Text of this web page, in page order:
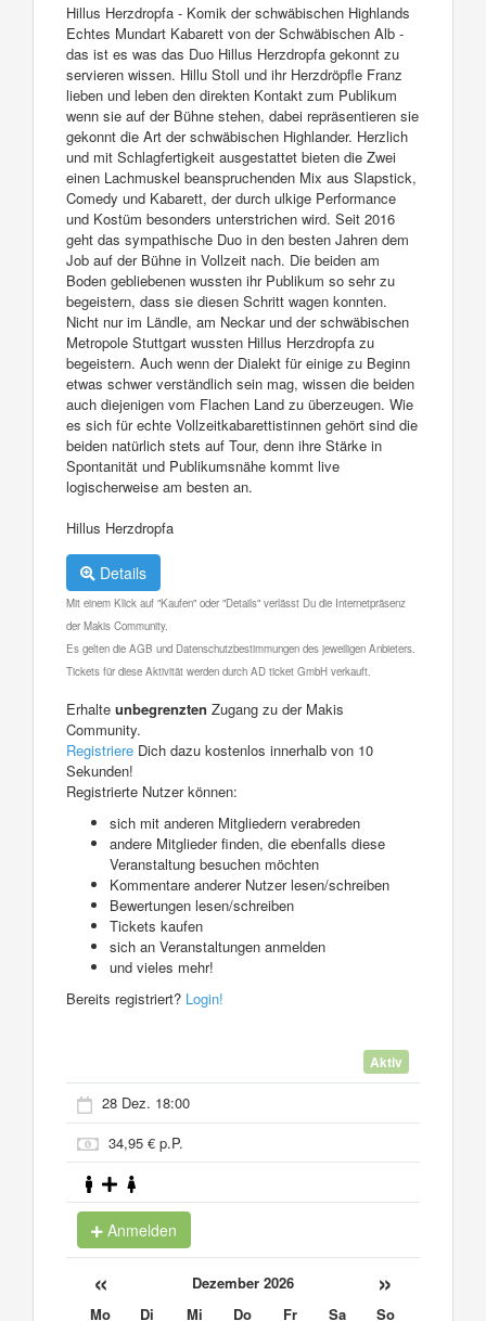
Hillus Herzdropfa - Komik der schwäbischen Highlands
Echtes Mundart Kabarett von der Schwäbischen Alb -
das ist es was das Duo Hillus Herzdropfa gekonnt zu
servieren wissen. Hillu Stoll und ihr Herzdröpfle Franz
lieben und leben den direkten Kontakt zum Publikum
wenn sie auf der Bühne stehen, dabei repräsentieren sie
gekonnt die Art der schwäbischen Highlander. Herzlich
und mit Schlagfertigkeit ausgestattet bieten die Zwei
einen Lachmuskel beanspruchenden Mix aus Slapstick,
Comedy und Kabarett, der durch ulkige Performance
und Kostüm besonders unterstrichen wird. Seit 2016
geht das sympathische Duo in den besten Jahren dem
Job auf der Bühne in Vollzeit nach. Die beiden am
Boden gebliebenen wussten ihr Publikum so sehr zu
begeistern, dass sie diesen Schritt wagen konnten.
Nicht nur im Ländle, am Neckar und der schwäbischen
Metropole Stuttgart wussten Hillus Herzdropfa zu
begeistern. Auch wenn der Dialekt für einige zu Beginn
etwas schwer verständlich sein mag, wissen die beiden
auch diejenigen vom Flachen Land zu überzeugen. Wie
es sich für echte Vollzeitkabarettistinnen gehört sind die
beiden natürlich stets auf Tour, denn ihre Stärke in
Spontanität und Publikumsnähe kommt live
logischerweise am besten an.
Hillus Herzdropfa
Details
Mit einem Klick auf "Kaufen" oder "Details" verlässt Du die Internetpräsenz
der Makis Community.
Es gelten die AGB und Datenschutzbestimmungen des jeweiligen Anbieters.
Tickets für diese Aktivität werden durch AD ticket GmbH verkauft.
Erhalte unbegrenzten Zugang zu der Makis
Community.
Registriere Dich dazu kostenlos innerhalb von 10
Sekunden!
Registrierte Nutzer können:
sich mit anderen Mitgliedern verabreden
andere Mitglieder finden, die ebenfalls diese
Veranstaltung besuchen möchten
Kommentare anderer Nutzer lesen/schreiben
Bewertungen lesen/schreiben
Tickets kaufen
sich an Veranstaltungen anmelden
und vieles mehr!
Bereits registriert? Login!
Aktiv
28 Dez. 18:00
34,95 € p.P.
Anmelden
« Dezember 2026 »
Mo Di Mi Do Fr Sa
So